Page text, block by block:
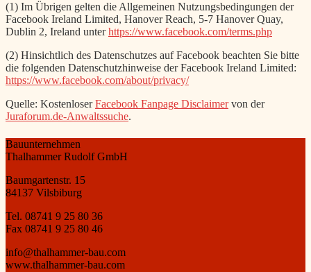
(1) Im Übrigen gelten die Allgemeinen Nutzungsbedingungen der
Facebook Ireland Limited, Hanover Reach, 5-7 Hanover Quay,
Dublin 2, Ireland unterhttps://www.facebook.com/terms.php
(2) Hinsichtlich des Datenschutzes auf Facebook beachten Sie bitte
die folgenden Datenschutzhinweise der Facebook Ireland Limited:
https://www.facebook.com/about/privacy/
Quelle: KostenloserFacebook Fanpage Disclaimervon der
Juraforum.de-Anwaltssuche.
Bauunternehmen
Thalhammer Rudolf GmbH
Baumgartenstr. 15
84137 Vilsbiburg
Tel. 08741 9 25 80 36
Fax 08741 9 25 80 46
info@thalhammer-bau.com
www.thalhammer-bau.com